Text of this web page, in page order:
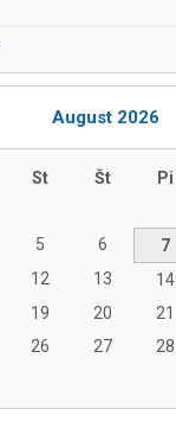
August 2026
St Št Pi
5 6 7
12 13 14
19 20 21
26 27 28